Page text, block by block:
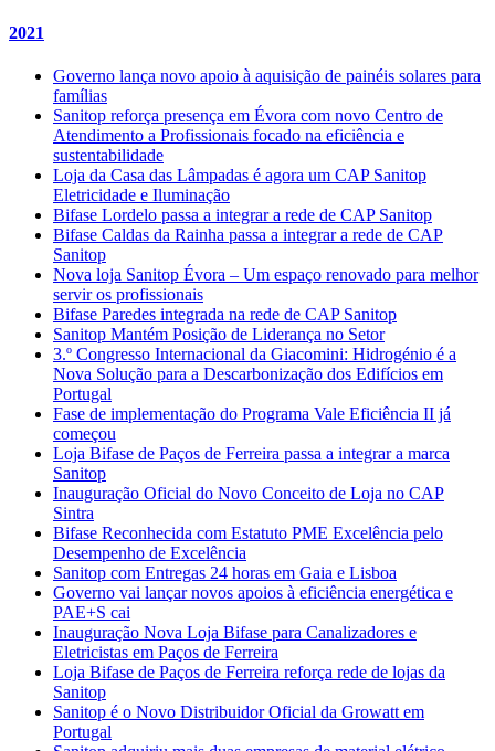
2021
Governo lança novo apoio à aquisição de painéis solares para
famílias
Sanitop reforça presença em Évora com novo Centro de
Atendimento a Profissionais focado na eficiência e
sustentabilidade
Loja da Casa das Lâmpadas é agora um CAP Sanitop
Eletricidade e Iluminação
Bifase Lordelo passa a integrar a rede de CAP Sanitop
Bifase Caldas da Rainha passa a integrar a rede de CAP
Sanitop
Nova loja Sanitop Évora – Um espaço renovado para melhor
servir os profissionais
Bifase Paredes integrada na rede de CAP Sanitop
Sanitop Mantém Posição de Liderança no Setor
3.º Congresso Internacional da Giacomini: Hidrogénio é a
Nova Solução para a Descarbonização dos Edifícios em
Portugal
Fase de implementação do Programa Vale Eficiência II já
começou
Loja Bifase de Paços de Ferreira passa a integrar a marca
Sanitop
Inauguração Oficial do Novo Conceito de Loja no CAP
Sintra
Bifase Reconhecida com Estatuto PME Excelência pelo
Desempenho de Excelência
Sanitop com Entregas 24 horas em Gaia e Lisboa
Governo vai lançar novos apoios à eficiência energética e
PAE+S cai
Inauguração Nova Loja Bifase para Canalizadores e
Eletricistas em Paços de Ferreira
Loja Bifase de Paços de Ferreira reforça rede de lojas da
Sanitop
Sanitop é o Novo Distribuidor Oficial da Growatt em
Portugal